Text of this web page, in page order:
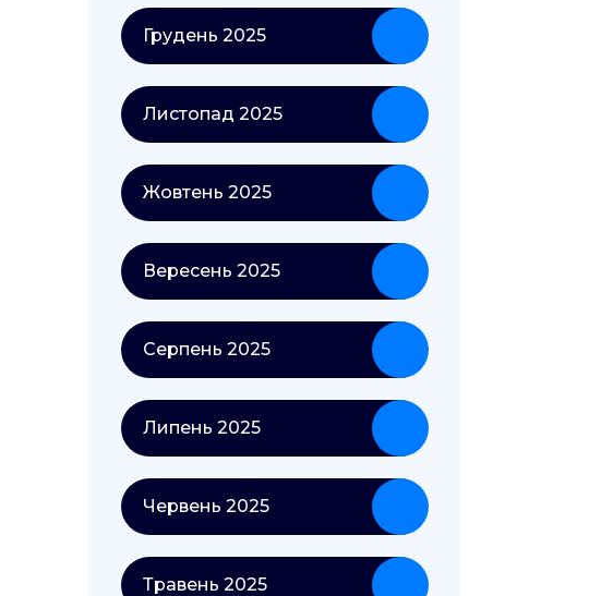
Грудень 2025
Листопад 2025
Жовтень 2025
Вересень 2025
Серпень 2025
Липень 2025
Червень 2025
Травень 2025